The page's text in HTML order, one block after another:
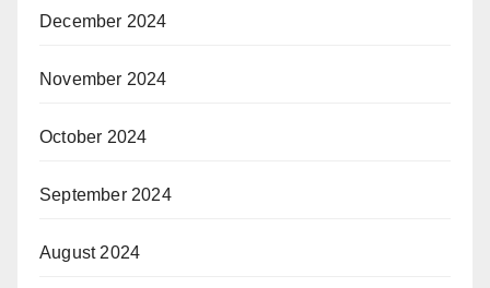
December 2024
November 2024
October 2024
September 2024
August 2024